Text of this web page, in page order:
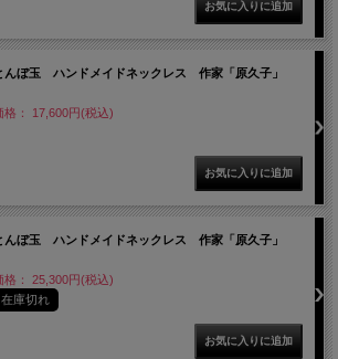
んぼ玉 ハンドメイドネックレス 作家「原久子」
格： 17,600円(税込)
んぼ玉 ハンドメイドネックレス 作家「原久子」
格： 25,300円(税込)
在庫切れ